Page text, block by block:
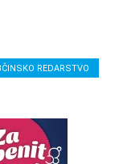
REDARSTVO